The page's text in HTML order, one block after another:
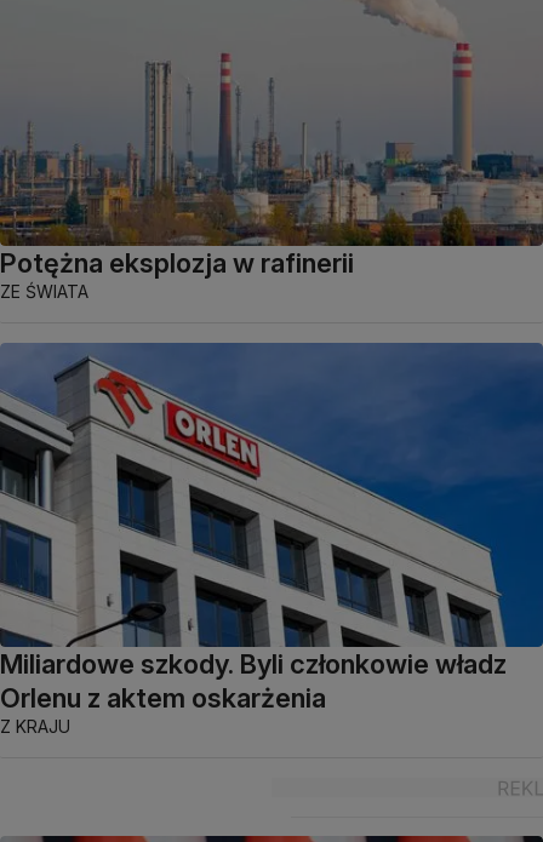
Potężna eksplozja w rafinerii
ZE ŚWIATA
Miliardowe szkody. Byli członkowie władz
Orlenu z aktem oskarżenia
Z KRAJU